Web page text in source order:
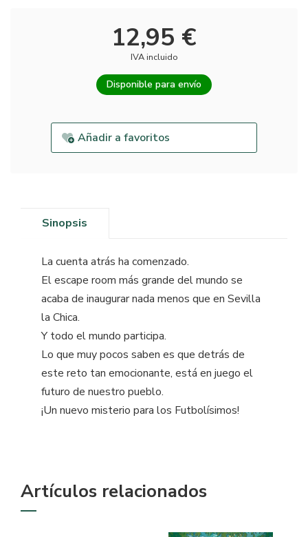
12,95 €
IVA incluido
Disponible para envío
Añadir a favoritos
Sinopsis
La cuenta atrás ha comenzado.
El escape room más grande del mundo se
acaba de inaugurar nada menos que en Sevilla
la Chica.
Y todo el mundo participa.
Lo que muy pocos saben es que detrás de
este reto tan emocionante, está en juego el
futuro de nuestro pueblo.
¡Un nuevo misterio para los Futbolísimos!
Artículos relacionados